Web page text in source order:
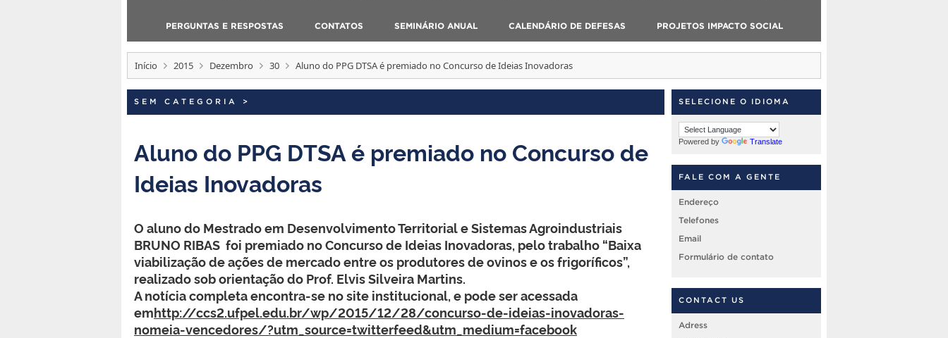
PERGUNTAS E RESPOSTAS CONTATOS SEMINÁRIO ANUAL CALENDÁRIO DE DEFESAS PROJETOS IMPACTO SOCIAL
Início 2015 Dezembro 30 Aluno do PPG DTSA é premiado no Concurso de Ideias Inovadoras
SEM CATEGORIA >
Aluno do PPG DTSA é premiado no Concurso de
Ideias Inovadoras
O aluno do Mestrado em Desenvolvimento Territorial e Sistemas Agroindustriais
BRUNO RIBAS foi premiado no Concurso de Ideias Inovadoras, pelo trabalho “Baixa
viabilização de ações de mercado entre os produtores de ovinos e os frigoríficos”,
realizado sob orientação do Prof. Elvis Silveira Martins.
A notícia completa encontra-se no site institucional, e pode ser acessada
emhttp://ccs2.ufpel.edu.br/wp/2015/12/28/concurso-de-ideias-inovadoras-
nomeia-vencedores/?utm_source=twitterfeed&utm_medium=facebook
SELECIONE O IDIOMA
Powered by Translate
FALE COM A GENTE
Endereço
Telefones
Email
Formulário de contato
CONTACT US
Adress